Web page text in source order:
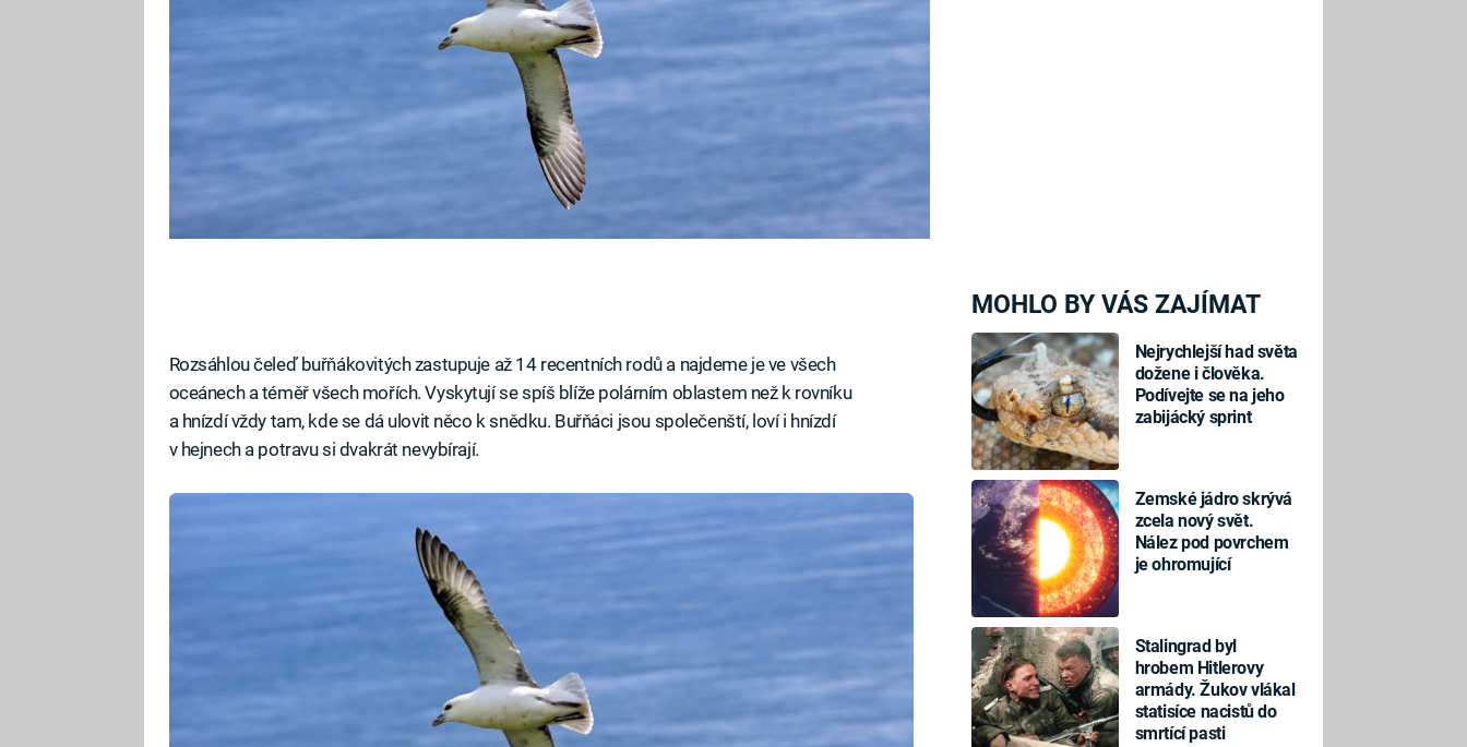
MOHLO BY VÁS ZAJÍMAT
Nejrychlejší had světa
dožene i člověka.
Podívejte se na jeho
zabijácký sprint
Zemské jádro skrývá
zcela nový svět.
Nález pod povrchem
je ohromující
Stalingrad byl
hrobem Hitlerovy
armády. Žukov vlákal
statisíce nacistů do
smrtící pasti
Rozsáhlou čeleď buřňákovitých zastupuje až 14 recentních rodů a najdeme je ve všech
oceánech a téměř všech mořích. Vyskytují se spíš blíže polárním oblastem než k rovníku
a hnízdí vždy tam, kde se dá ulovit něco k snědku. Buřňáci jsou společenští, loví i hnízdí
v hejnech a potravu si dvakrát nevybírají.